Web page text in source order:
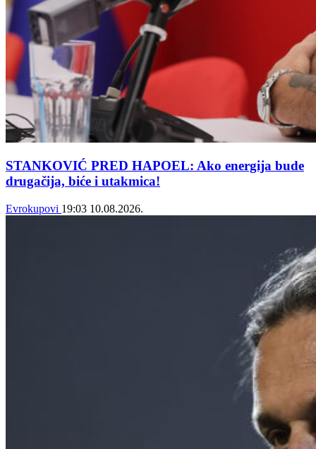
STANKOVIĆ PRED HAPOEL: Ako energija bude
drugačija, biće i utakmica!
Evrokupovi 19:03 10.08.2026.